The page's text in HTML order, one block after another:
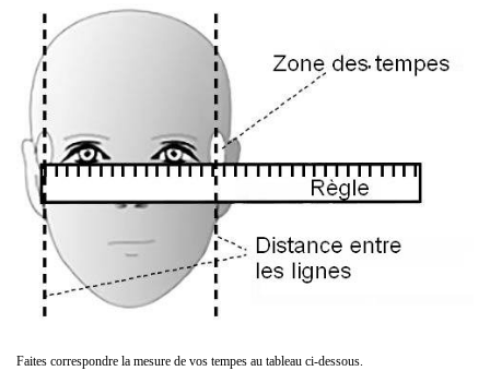
Faites correspondre la mesure de vos tempes au tableau ci-dessous.